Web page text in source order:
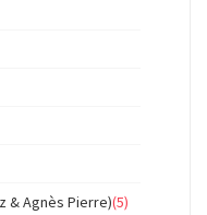
& Agnès Pierre)(5)